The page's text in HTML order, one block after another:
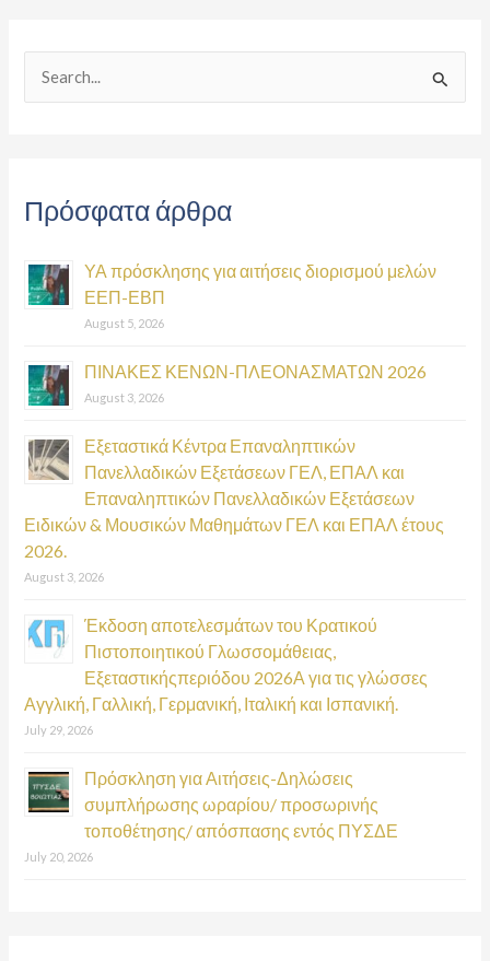
c
f
o
Πρόσφατα άρθρα
ΥΑ πρόσκλησης για αιτήσεις διορισμού μελών
ΕΕΠ-ΕΒΠ
August 5, 2026
ΠΙΝΑΚΕΣ ΚΕΝΩΝ-ΠΛΕΟΝΑΣΜΑΤΩΝ 2026
August 3, 2026
Εξεταστικά Κέντρα Επαναληπτικών
Πανελλαδικών Εξετάσεων ΓΕΛ, ΕΠΑΛ και
Επαναληπτικών Πανελλαδικών Εξετάσεων
Ειδικών & Μουσικών Μαθημάτων ΓΕΛ και ΕΠΑΛ έτους
2026.
August 3, 2026
Έκδοση αποτελεσμάτων του Κρατικού
Πιστοποιητικού Γλωσσομάθειας,
Εξεταστικήςπεριόδου 2026Α για τις γλώσσες
Αγγλική, Γαλλική, Γερμανική, Ιταλική και Ισπανική.
July 29, 2026
Πρόσκληση για Αιτήσεις-Δηλώσεις
συμπλήρωσης ωραρίου/ προσωρινής
τοποθέτησης/ απόσπασης εντός ΠΥΣΔΕ
July 20, 2026